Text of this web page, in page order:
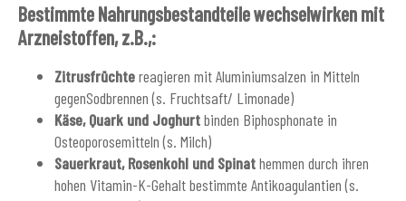
Bestimmte Nahrungsbestandteile wechselwirken mit
Arzneistoffen, z.B.,:
Zitrusfrüchtereagieren mit Aluminiumsalzen in Mitteln
gegenSodbrennen (s. Fruchtsaft/ Limonade)
Käse, Quark und Joghurtbinden Biphosphonate in
Osteoporosemitteln (s. Milch)
Sauerkraut, Rosenkohl und Spinathemmen durch ihren
hohen Vitamin-K-Gehalt bestimmte Antikoagulantien (s.